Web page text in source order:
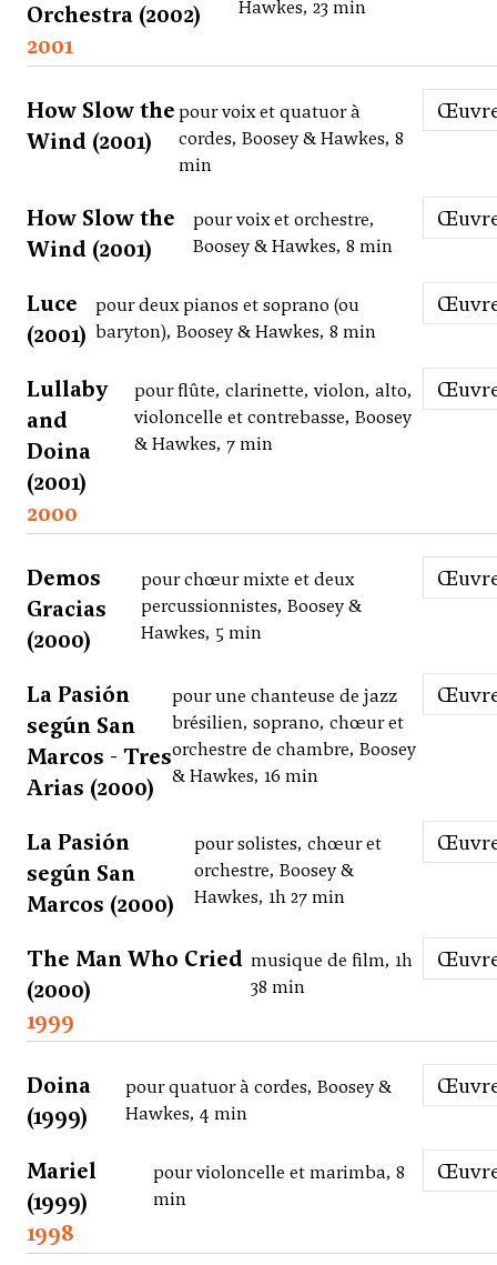
Orchestra (2002)
Hawkes, 23 min
2001
How Slow the
Wind (2001)
pour voix et quatuor à
cordes, Boosey & Hawkes, 8
min
How Slow the
Wind (2001)
pour voix et orchestre,
Boosey & Hawkes, 8 min
Luce
(2001)
pour deux pianos et soprano (ou
baryton), Boosey & Hawkes, 8 min
Lullaby
and
Doina
(2001)
pour flûte, clarinette, violon, alto,
violoncelle et contrebasse, Boosey
& Hawkes, 7 min
2000
Demos
Gracias
(2000)
pour chœur mixte et deux
percussionnistes, Boosey &
Hawkes, 5 min
La Pasión
según San
Marcos - Tres
Arias (2000)
pour une chanteuse de jazz
brésilien, soprano, chœur et
orchestre de chambre, Boosey
& Hawkes, 16 min
La Pasión
según San
Marcos (2000)
pour solistes, chœur et
orchestre, Boosey &
Hawkes, 1h 27 min
The Man Who Cried
(2000)
musique de film, 1h
38 min
1999
Doina
(1999)
pour quatuor à cordes, Boosey &
Hawkes, 4 min
Mariel
(1999)
pour violoncelle et marimba, 8
min
1998